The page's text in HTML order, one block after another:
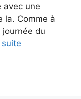
avec une
la. Comme à
journée du
suite